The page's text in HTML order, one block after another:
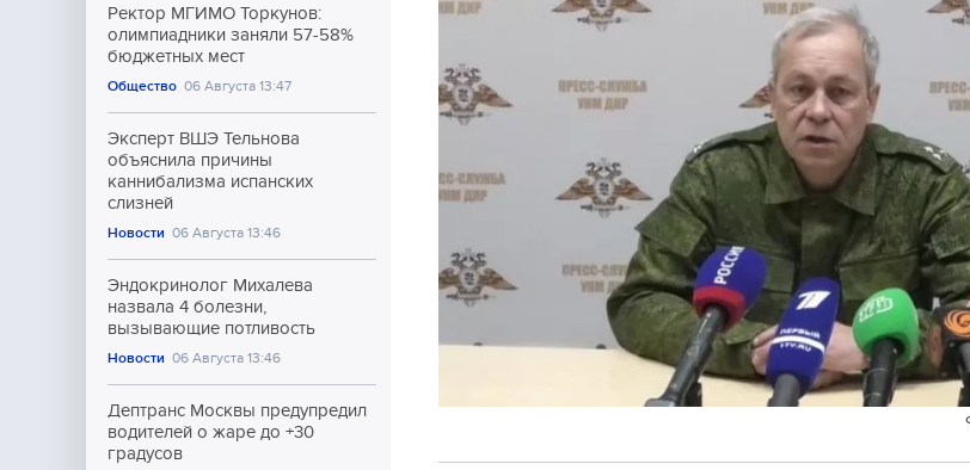
Ректор МГИМО Торкунов:
олимпиадники заняли 57-58%
бюджетных мест
Общество 06 Августа 13:47
Эксперт ВШЭ Тельнова
объяснила причины
каннибализма испанских
слизней
Новости 06 Августа 13:46
Эндокринолог Михалева
назвала 4 болезни,
вызывающие потливость
Новости 06 Августа 13:46
Дептранс Москвы предупредил
водителей о жаре до +30
градусов